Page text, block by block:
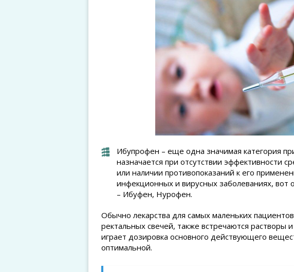
Ибупрофен – еще одна значимая категория
назначается при отсутствии эффективности
или наличии противопоказаний к его
инфекционных и вирусных заболеваниях, вот
– Ибуфен, Нурофен.
Обычно лекарства для самых маленьких
ректальных свечей, также встречаются растворы
играет дозировка основного действующего
оптимальной.